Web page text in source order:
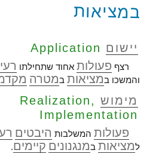
במציאות
יישום
רצף פעולות אחוד שתחילתו
והמשכו במציאות במטרה
מימוש Realization,
Implementation
פעולות המשלבות היבטים
למציאות במנגנונים קיימים.